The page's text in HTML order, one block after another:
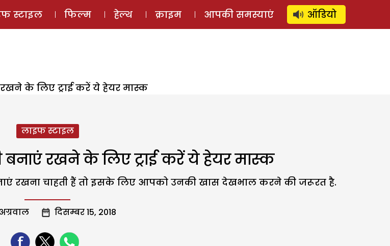
ई-मैगज़ीन ऑडियो स्टोरी लॉग इन ⚲ SUBSCRIBE
स्टाइल फिल्म हेल्थ क्राइम आपकी समस्याएं ऑडियो
रखने के लिए ट्राई करें ये हेयर मास्क
लाइफ स्टाइल
बनाएं रखने के लिए ट्राई करें ये हेयर मास्क
रखना चाहती हैं तो इसके लिए आपको उनकी खास देखभाल करने की जरूरत है.
अग्रवाल दिसम्बर 15, 2018